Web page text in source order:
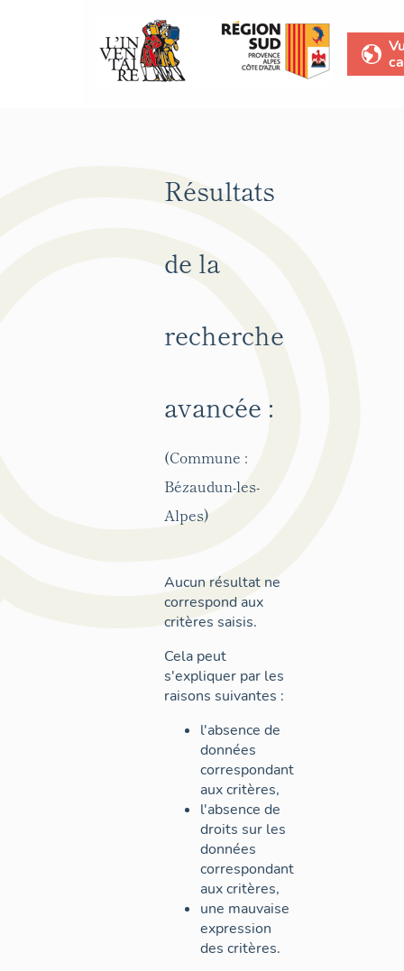
Résultats
de la
recherche
avancée :
(Commune :
Bézaudun-les-
Alpes)
Aucun résultat ne
correspond aux
critères saisis.
Cela peut
s'expliquer par les
raisons suivantes :
l'absence de
données
correspondant
aux critères,
l'absence de
droits sur les
données
correspondant
aux critères,
une mauvaise
expression
des critères.